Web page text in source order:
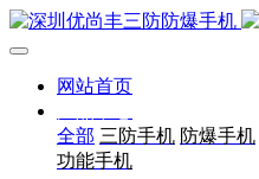
网站首页
全部 三防手机 防爆手机
功能手机